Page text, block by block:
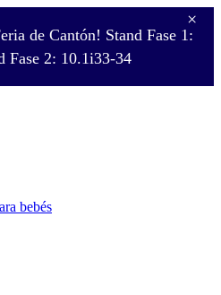
de Cantón! Stand Fase 1:
Fase 2: 10.1i33-34
×
bebés